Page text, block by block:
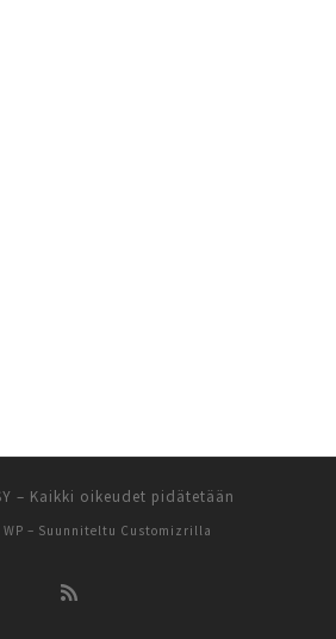
– Kaikki oikeudet pidätetään
WP – Suunniteltu Customizrilla